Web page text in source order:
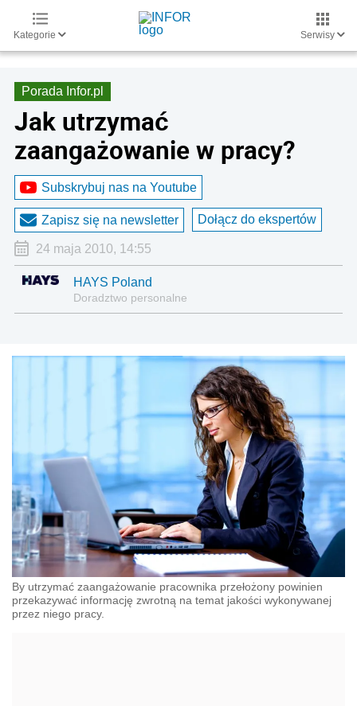
Kategorie Serwisy
Porada Infor.pl
Jak utrzymać
zaangażowanie w pracy?
Subskrybuj nas na Youtube
Zapisz się na newsletter Dołącz do ekspertów
24 maja 2010, 14:55
HAYS Poland
Doradztwo personalne
By utrzymać zaangażowanie pracownika przełożony powinien
przekazywać informację zwrotną na temat jakości wykonywanej
przez niego pracy.